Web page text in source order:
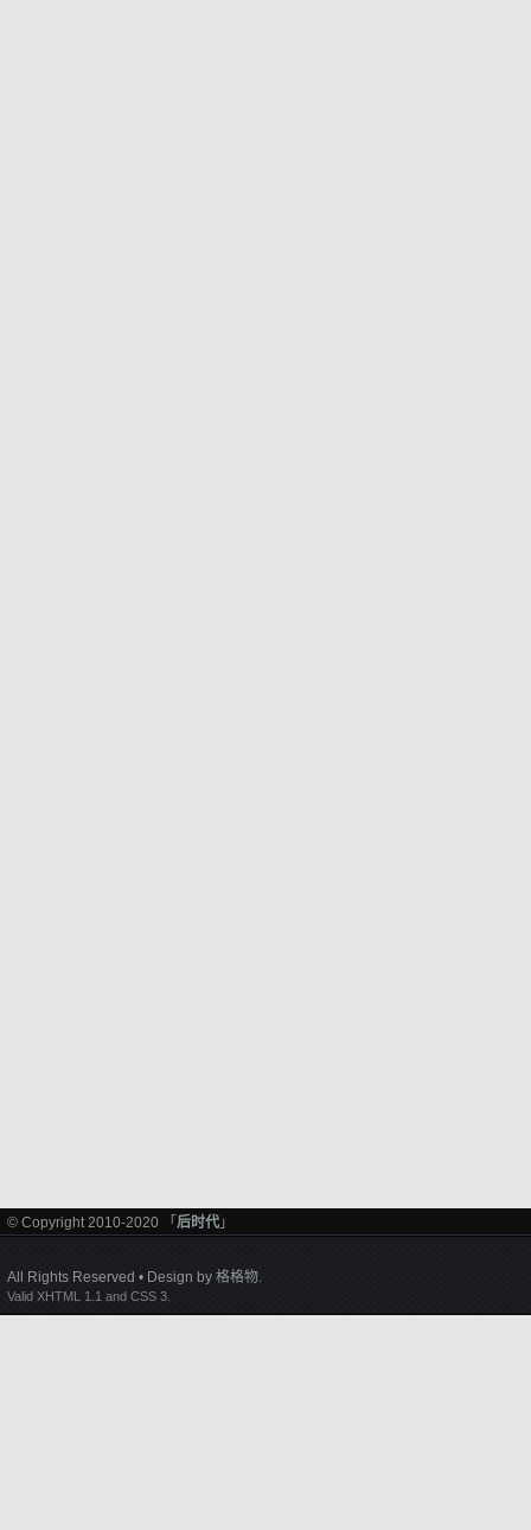
© Copyright 2010-2020 「 后时代 」
All Rights Reserved • Design by 格格物.
Valid XHTML 1.1 and CSS 3.